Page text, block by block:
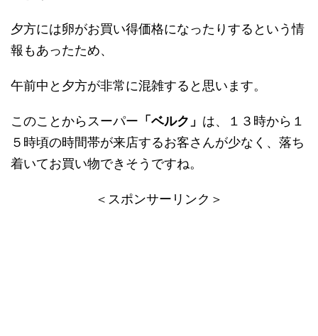
夕方には卵がお買い得価格になったりするという情
報もあったため、
午前中と夕方が非常に混雑すると思います。
このことからスーパー 「ベルク」 は、１３時から１
５時頃の時間帯が来店するお客さんが少なく、落ち
着いてお買い物できそうですね。
＜スポンサーリンク＞